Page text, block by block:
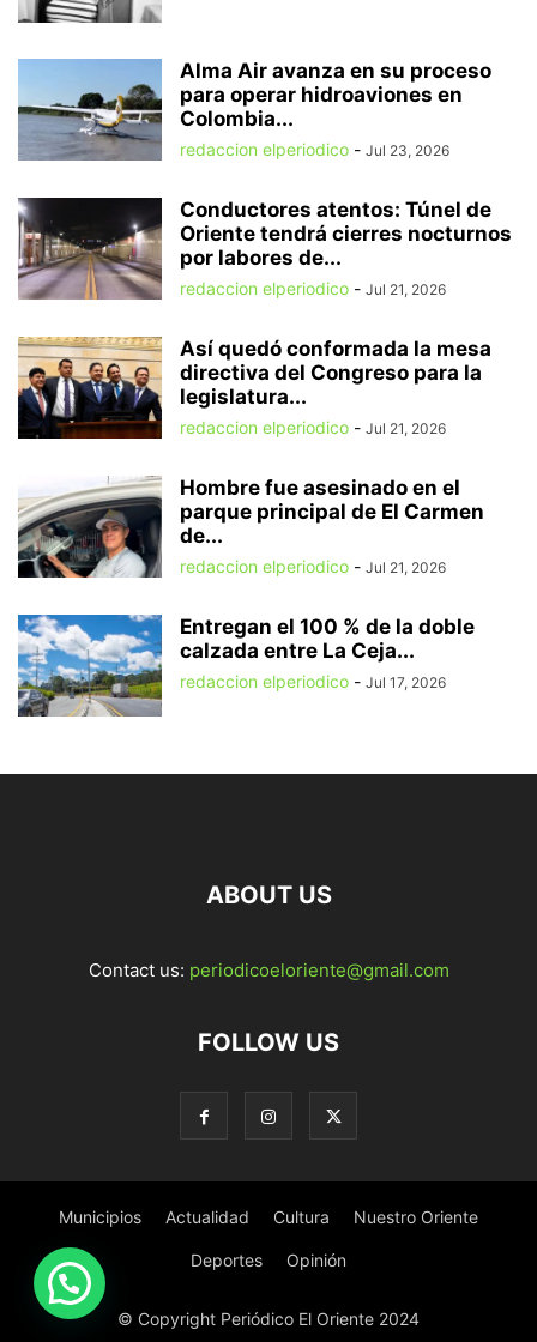
Alma Air avanza en su proceso
para operar hidroaviones en
Colombia...
redaccion elperiodico - Jul 23, 2026
Conductores atentos: Túnel de
Oriente tendrá cierres nocturnos
por labores de...
redaccion elperiodico - Jul 21, 2026
Así quedó conformada la mesa
directiva del Congreso para la
legislatura...
redaccion elperiodico - Jul 21, 2026
Hombre fue asesinado en el
parque principal de El Carmen
de...
redaccion elperiodico - Jul 21, 2026
Entregan el 100 % de la doble
calzada entre La Ceja...
redaccion elperiodico - Jul 17, 2026
ABOUT US
Contact us: periodicoeloriente@gmail.com
FOLLOW US
Municipios Actualidad Cultura Nuestro Oriente
Deportes Opinión
© Copyright Periódico El Oriente 2024